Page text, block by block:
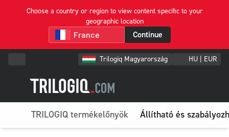
Choose a country or region to view content specific to your
geographic location
Continue
Trilogiq Magyarország HU | EUR
TRILOGIQ termékelőnyök Állítható és